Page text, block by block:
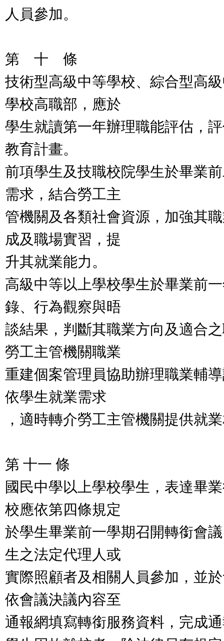
人員參加。
第 十 條
技術型高級中等學校、綜合型高
學校高職部，應於
學生就讀第一年辦理職能評估，
教育計畫。
前項學生及技職校院學生於畢業
需求，結合勞工主
管機關及各類社會資源，加強其
成及職場實習，提
升其就業能力。
高級中等以上學校學生於畢業前
錄、行為觀察與晤
談結果，判斷其職業方向及適合
勞工主管機關職業
重建個案管理員協助辦理職業輔
依學生就業需求
，適時轉介勞工主管機關提供就
第 十一 條
國民中學以上學校學生，表達畢
校應依第四條規定
於學生畢業前一學期召開轉銜會
生之法定代理人或
實際照顧者及相關人員參加，並
依會議決議內容至
通報網填寫轉銜服務資料，完成